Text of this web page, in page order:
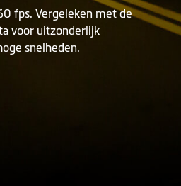
fps. Vergeleken met de
voor uitzonderlijk
snelheden.